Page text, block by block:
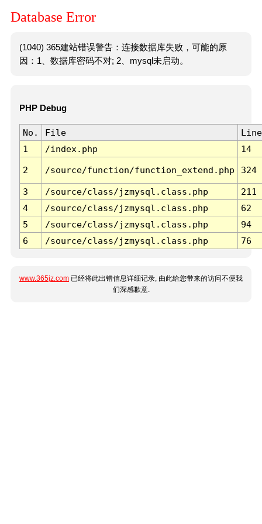
Database Error
(1040) 365建站错误警告：连接数据库失败，可能的原
因：1、数据库密码不对; 2、mysql未启动。
PHP Debug
No. File
Line
1
/index.php 14
2 /source/function/function_extend.php 324
3 /source/class/jzmysql.class.php
211
4
/source/class/jzmysql.class.php
62
5
/source/class/jzmysql.class.php
94
6
/source/class/jzmysql.class.php 76
www.365jz.com 已经将此出错信息详细记录, 由此给您带来的访问不便我
们深感歉意.